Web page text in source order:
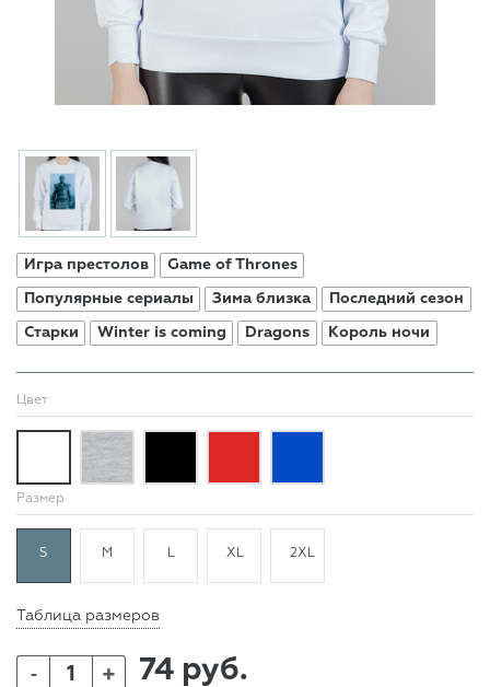
Игра престолов Game of Thrones
Популярные сериалы Зима близка Последний сезон
Старки Winter is coming Dragons Король ночи
Цвет
Размер
S M L XL 2XL
Таблица размеров
- + 74 руб.